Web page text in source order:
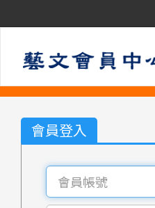
會員登入